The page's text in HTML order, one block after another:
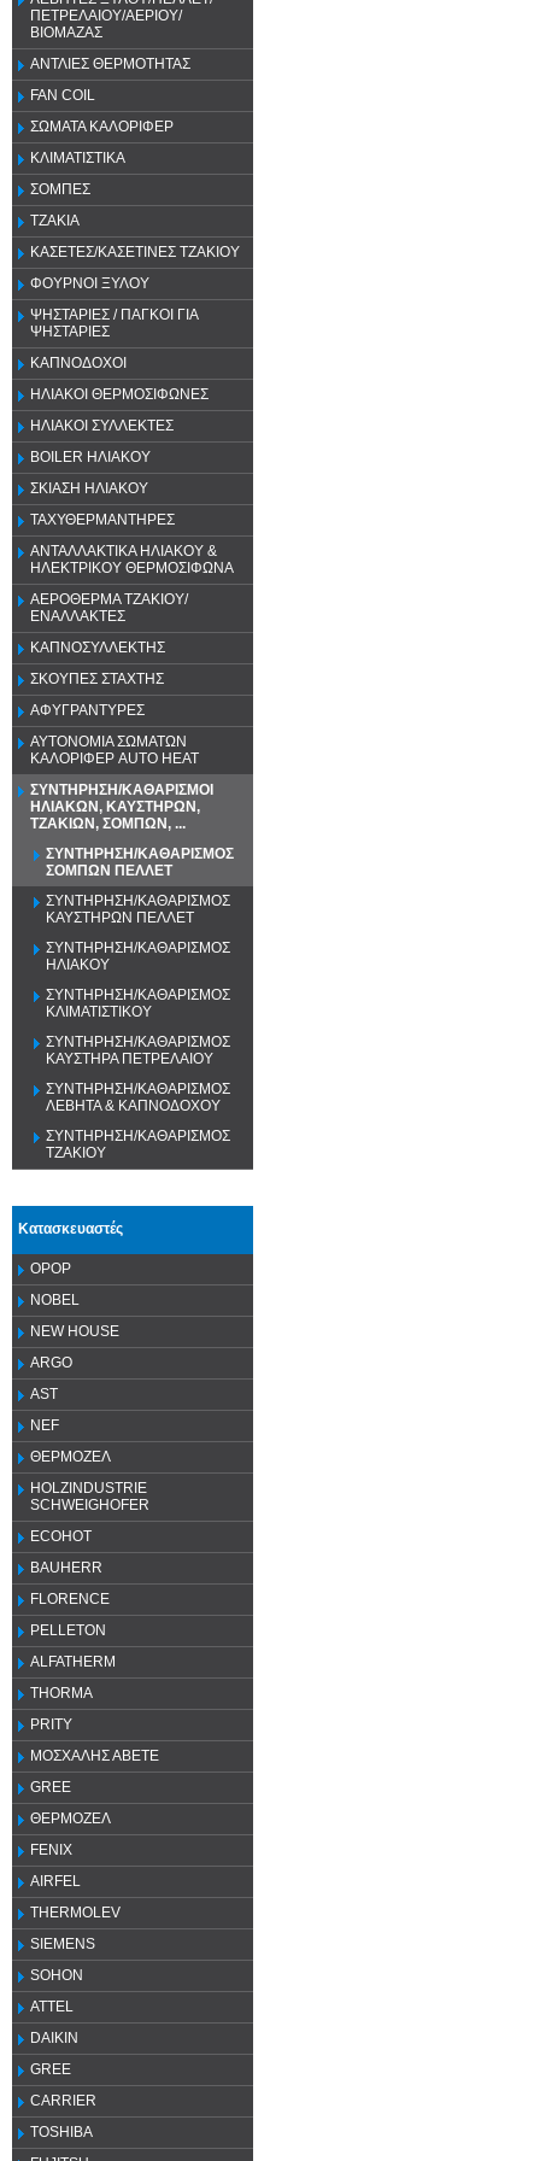
ΠΕΤΡΕΛΑΙΟΥ/ΑΕΡΙΟΥ/
ΒΙΟΜΑΖΑΣ
ΑΝΤΛΙΕΣ ΘΕΡΜΟΤΗΤΑΣ
FAN COIL
ΣΩΜΑΤΑ ΚΑΛΟΡΙΦΕΡ
ΚΛΙΜΑΤΙΣΤΙΚΑ
ΣΟΜΠΕΣ
ΤΖΑΚΙΑ
ΚΑΣΕΤΕΣ/ΚΑΣΕΤΙΝΕΣ ΤΖΑΚΙΟΥ
ΦΟΥΡΝΟΙ ΞΥΛΟΥ
ΨΗΣΤΑΡΙΕΣ / ΠΑΓΚΟΙ ΓΙΑ
ΨΗΣΤΑΡΙΕΣ
ΚΑΠΝΟΔΟΧΟΙ
ΗΛΙΑΚΟΙ ΘΕΡΜΟΣΙΦΩΝΕΣ
ΗΛΙΑΚΟΙ ΣΥΛΛΕΚΤΕΣ
BOILER ΗΛΙΑΚΟΥ
ΣΚΙΑΣΗ ΗΛΙΑΚΟΥ
ΤΑΧΥΘΕΡΜΑΝΤΗΡΕΣ
ΑΝΤΑΛΛΑΚΤΙΚΑ ΗΛΙΑΚΟΥ &
ΗΛΕΚΤΡΙΚΟΥ ΘΕΡΜΟΣΙΦΩΝΑ
ΑΕΡΟΘΕΡΜΑ ΤΖΑΚΙΟΥ/
ΕΝΑΛΛΑΚΤΕΣ
ΚΑΠΝΟΣΥΛΛΕΚΤΗΣ
ΣΚΟΥΠΕΣ ΣΤΑΧΤΗΣ
ΑΦΥΓΡΑΝΤΥΡΕΣ
ΑΥΤΟΝΟΜΙΑ ΣΩΜΑΤΩΝ
ΚΑΛΟΡΙΦΕΡ AUTO HEAT
ΣΥΝΤΗΡΗΣΗ/ΚΑΘΑΡΙΣΜΟΙ
ΗΛΙΑΚΩΝ, ΚΑΥΣΤΗΡΩΝ,
ΤΖΑΚΙΩΝ, ΣΟΜΠΩΝ, ...
ΣΥΝΤΗΡΗΣΗ/ΚΑΘΑΡΙΣΜΟΣ
ΣΟΜΠΩΝ ΠΕΛΛΕΤ
ΣΥΝΤΗΡΗΣΗ/ΚΑΘΑΡΙΣΜΟΣ
ΚΑΥΣΤΗΡΩΝ ΠΕΛΛΕΤ
ΣΥΝΤΗΡΗΣΗ/ΚΑΘΑΡΙΣΜΟΣ
ΗΛΙΑΚΟΥ
ΣΥΝΤΗΡΗΣΗ/ΚΑΘΑΡΙΣΜΟΣ
ΚΛΙΜΑΤΙΣΤΙΚΟΥ
ΣΥΝΤΗΡΗΣΗ/ΚΑΘΑΡΙΣΜΟΣ
ΚΑΥΣΤΗΡΑ ΠΕΤΡΕΛΑΙΟΥ
ΣΥΝΤΗΡΗΣΗ/ΚΑΘΑΡΙΣΜΟΣ
ΛΕΒΗΤΑ & ΚΑΠΝΟΔΟΧΟΥ
ΣΥΝΤΗΡΗΣΗ/ΚΑΘΑΡΙΣΜΟΣ
ΤΖΑΚΙΟΥ
Κατασκευαστές
OPOP
NOBEL
NEW HOUSE
ARGO
AST
NEF
ΘΕΡΜΟΖΕΛ
HOLZINDUSTRIE
SCHWEIGHOFER
ECOHOT
BAUHERR
FLORENCE
PELLETON
ALFATHERM
THORMA
PRITY
ΜΟΣΧΑΛΗΣ ΑΒΕΤΕ
GREE
ΘΕΡΜΟΖΕΛ
FENIX
AIRFEL
THERMOLEV
SIEMENS
SOHON
ATTEL
DAIKIN
GREE
CARRIER
TOSHIBA